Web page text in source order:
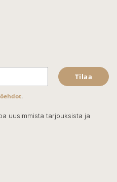
Tilaa
.
uusimmista tarjouksista ja